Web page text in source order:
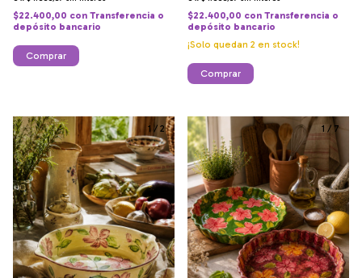
$22.400,00 con Transferencia o
depósito bancario
$22.400,00 con Transferencia o
depósito bancario
¡Solo quedan 2 en stock!
1 / 2 1 / 7